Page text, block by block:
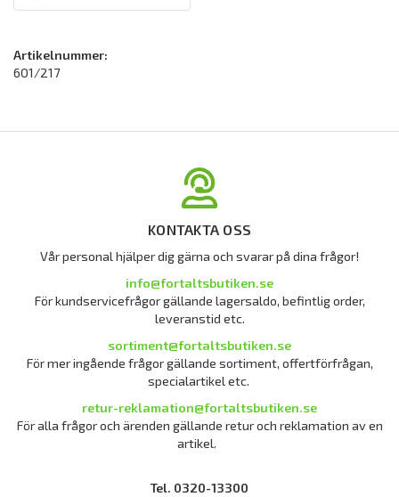
Artikelnummer:
601/217
KONTAKTA OSS
Vår personal hjälper dig gärna och svarar på dina frågor!
info@fortaltsbutiken.se
För kundservicefrågor gällande lagersaldo, befintlig order,
leveranstid etc.
sortiment@fortaltsbutiken.se
För mer ingående frågor gällande sortiment, offertförfrågan,
specialartikel etc.
retur-reklamation@fortaltsbutiken.se
För alla frågor och ärenden gällande retur och reklamation av en
artikel.
Tel. 0320-13300